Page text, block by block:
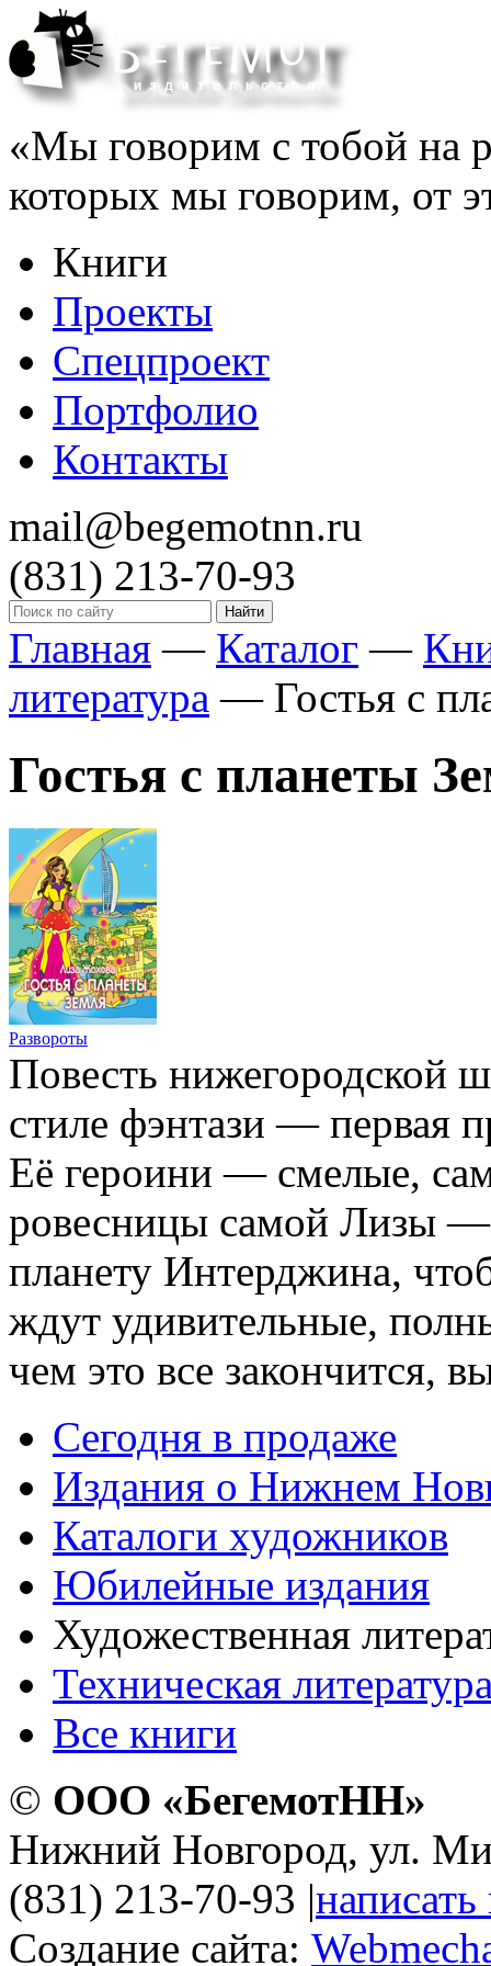
«Мы говорим с тобой на
которых мы говорим, от
Книги
Проекты
Спецпроект
Портфолио
Контакты
mail@begemotnn.ru
(831) 213-70-93
Главная — Каталог —
литература — Гостья с
Гостья с планеты
Развороты
Повесть нижегородской
стиле фэнтази — первая
Её героини — смелые,
ровесницы самой Лизы —
планету Интерджина,
ждут удивительные,
чем это все закончится,
Сегодня в продаже
Издания о Нижнем
Каталоги художников
Юбилейные издания
Художественная
Техническая
Все книги
© ООО «БегемотНН»
Нижний Новгород, ул.
(831) 213-70-93 |
Создание сайта: